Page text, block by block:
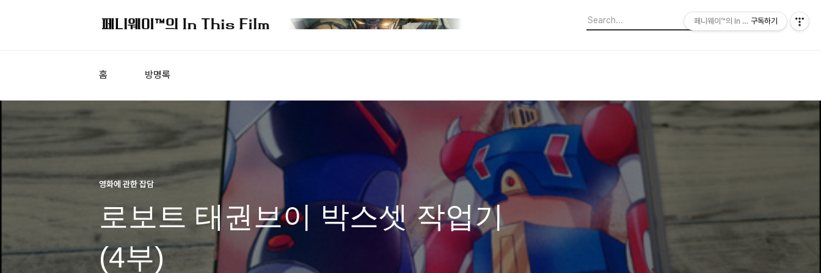
홈 방명록
영화에 관한 잡담
로보트 태권브이 박스셋 작업기
(4부)
페니웨이™의 In This Film
구독하기